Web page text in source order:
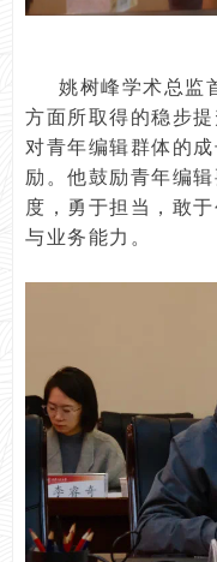
姚树峰学术总监
方面所取得的稳步
对青年编辑群体的
励。他鼓励青年编
度，勇于担当，敢
与业务能力。